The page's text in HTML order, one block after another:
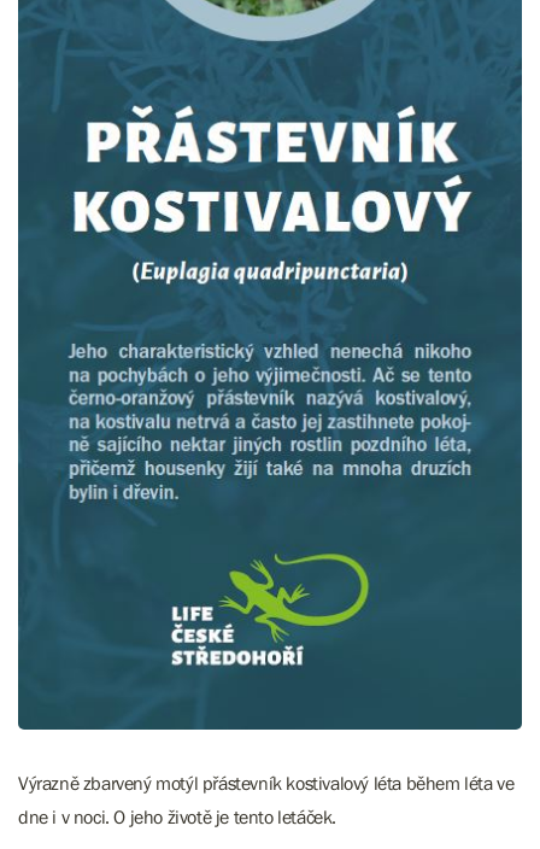
Výrazně zbarvený motýl přástevník kostivalový léta během léta ve
dne i v noci. O jeho životě je tento letáček.